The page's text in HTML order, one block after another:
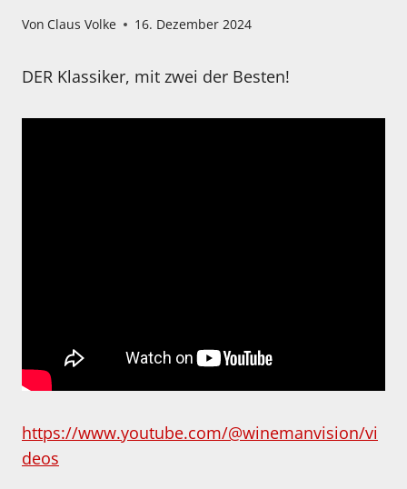
Von Claus Volke 16. Dezember 2024
DER Klassiker, mit zwei der Besten!
https://www.youtube.com/@winemanvision/vi
deos